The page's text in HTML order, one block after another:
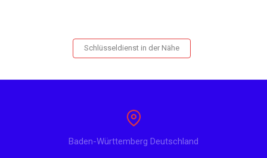
Schlüsseldienst in der Nähe
Baden-Württemberg Deutschland